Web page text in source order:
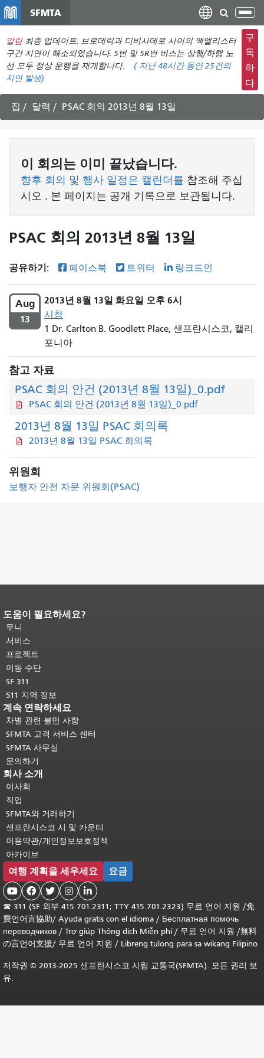
컨
텐
츠
건
너
뛰
SFMTA
탐
색
메
뉴
전
환
알림 최종 업데이트: 브로데릭과 디비사데로 사이의 맥앨리스터
구간 지연이 해소되었습니다. 5번 및 5R번 버스는 상행/하행 노
선 모두 정상 운행을 재개합니다.
( 지난 48시간 동안25건의
지연 발생)
구
독
하
다
집 달력 PSAC 회의 2013년 8월 13일
이 회의는 이미 끝났습니다.
향후 회의 및 행사 일정은 캘린더를 참조해 주십
시오 . 본 페이지는 공개 기록으로 보관됩니다.
PSAC 회의 2013년 8월 13일
공유하기: 페이스북 트위터 링크드인
Aug
13
2013년 8월 13일 화요일 오후 6시
시청
1 Dr. Carlton B. Goodlett Place, 샌프란시스코, 캘리
포니아
참고 자료
PSAC 회의 안건 (2013년 8월 13일)_0.pdf
PSAC 회의 안건 (2013년 8월 13일)_0.pdf
2013년 8월 13일 PSAC 회의록
2013년 8월 13일 PSAC 회의록
위원회
보행자 안전 자문 위원회(PSAC)
페이지 내용 끝입니다.이 페이지의 나
머지 내용은 모든 페이지에 반복됩니
다.메인 콘텐츠 상단으로 돌아가려면
여기를 클릭하십시오
도움이 필요하세요?
무니
서비스
프로젝트
이동 수단
SF 311
511 지역 정보
계속 연락하세요
차별 관련 불만 사항
SFMTA 고객 서비스 센터
SFMTA 사무실
문의하기
회사 소개
이사회
직업
SFMTA와 거래하기
샌프란시스코 시 및 카운티
이용약관/개인정보보호정책
아카이브
여행 계획을 세우세요 요금
    
☎ 311 (SF 외부 415.701.2311; TTY 415.701.2323) 무료 언어 지원 /免
費언어言協助/ Ayuda gratis con el idioma / Бесплатная помочь
переводчиков / Trợ giúp Thông dịch Miễn phí/ 무료 언어 지원 /無料
の言언어支援/ 무료 언어 지원 / Libreng tulong para sa wikang Filipino
저작권 © 2013-2025 샌프란시스코 시립 교통국(SFMTA). 모든 권리 보
유.